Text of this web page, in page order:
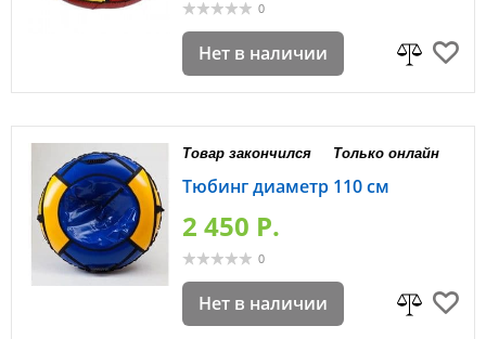
0
Нет в наличии
Товар закончился Только онлайн
Тюбинг диаметр 110 см
2 450 P.
0
Нет в наличии